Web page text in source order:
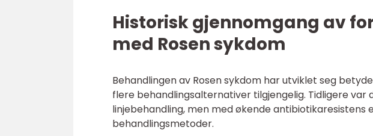
Historisk gjennomgang av
med Rosen sykdom
Behandlingen av Rosen sykdom har utviklet seg
flere behandlingsalternativer tilgjengelig. Tidligere
linjebehandling, men med økende
behandlingsmetoder.